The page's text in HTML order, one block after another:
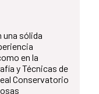
una sólida
en la
y Técnicas de
Conservatorio